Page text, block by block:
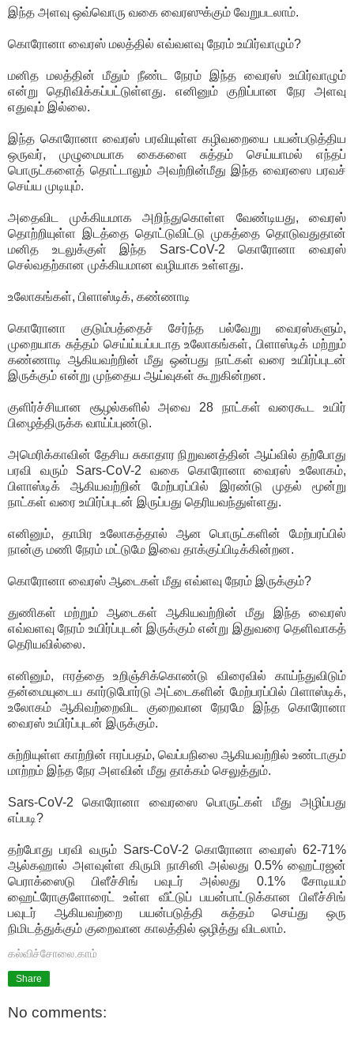
இந்த அளவு ஒவ்வொரு வகை வைரஸுக்கும் வேறுபடலாம்.
கொரோனா வைரஸ் மலத்தில் எவ்வளவு நேரம் உயிர்வாழும்?
மனித மலத்தின் மீதும் நீண்ட நேரம் இந்த வைரஸ் உயிர்வாழும்
என்று தெரிவிக்கப்பட்டுள்ளது. எனினும் குறிப்பான நேர அளவு
எதுவும் இல்லை.
இந்த கொரோனா வைரஸ் பரவியுள்ள கழிவறையை பயன்படுத்திய
ஒருவர், முழுமையாக கைகளை சுத்தம் செய்யாமல் எந்தப்
பொருட்களைத் தொட்டாலும் அவற்றின்மீது இந்த வைரஸை பரவச்
செய்ய முடியும்.
அதைவிட முக்கியமாக அறிந்துகொள்ள வேண்டியது, வைரஸ்
தொற்றியுள்ள இடத்தை தொட்டுவிட்டு முகத்தை தொடுவதுதான்
மனித உடலுக்குள் இந்த Sars-CoV-2 கொரோனா வைரஸ்
செல்வதற்கான முக்கியமான வழியாக உள்ளது.
உலோகங்கள், பிளாஸ்டிக், கண்ணாடி
கொரோனா குடும்பத்தைச் சேர்ந்த பல்வேறு வைரஸ்களும்,
முறையாக சுத்தம் செய்ய்யப்படாத உலோகங்கள், பிளாஸ்டிக் மற்றும்
கண்ணாடி ஆகியவற்றின் மீது ஒன்பது நாட்கள் வரை உயிர்ப்புடன்
இருக்கும் என்று முந்தைய ஆய்வுகள் கூறுகின்றன.
குளிர்ச்சியான சூழல்களில் அவை 28 நாட்கள் வரைகூட உயிர்
பிழைத்திருக்க வாய்ப்புண்டு.
அமெரிக்காவின் தேசிய சுகாதார நிறுவனத்தின் ஆய்வில் தற்போது
பரவி வரும் Sars-CoV-2 வகை கொரோனா வைரஸ் உலோகம்,
பிளாஸ்டிக் ஆகியவற்றின் மேற்பரப்பில் இரண்டு முதல் மூன்று
நாட்கள் வரை உயிர்ப்புடன் இருப்பது தெரியவந்துள்ளது.
எனினும், தாமிர உலோகத்தால் ஆன பொருட்களின் மேற்பரப்பில்
நான்கு மணி நேரம் மட்டுமே இவை தாக்குப்பிடிக்கின்றன.
கொரோனா வைரஸ் ஆடைகள் மீது எவ்ளவு நேரம் இருக்கும்?
துணிகள் மற்றும் ஆடைகள் ஆகியவற்றின் மீது இந்த வைரஸ்
எவ்வளவு நேரம் உயிர்ப்புடன் இருக்கும் என்று இதுவரை தெளிவாகத்
தெரியவில்லை.
எனினும், ஈரத்தை உறிஞ்சிக்கொண்டு விரைவில் காய்ந்துவிடும்
தன்மையுடைய கார்டுபோர்டு அட்டைகளின் மேற்பரப்பில் பிளாஸ்டிக்,
உலோகம் ஆகிவற்றைவிட குறைவான நேரமே இந்த கொரோனா
வைரஸ் உயிர்ப்புடன் இருக்கும்.
சுற்றியுள்ள காற்றின் ஈரப்பதம், வெப்பநிலை ஆகியவற்றில் உண்டாகும்
மாற்றம் இந்த நேர அளவின் மீது தாக்கம் செலுத்தும்.
Sars-CoV-2 கொரோனா வைரஸை பொருட்கள் மீது அழிப்பது
எப்படி?
தற்போது பரவி வரும் Sars-CoV-2 கொரோனா வைரஸ் 62-71%
ஆல்கஹால் அளவுள்ள கிருமி நாசினி அல்லது 0.5% ஹைட்ரஜன்
பெராக்ஸைடு பிளீச்சிங் பவுடர் அல்லது 0.1% சோடியம்
ஹைட்ரோகுளோரைட் உள்ள வீட்டுப் பயன்பாட்டுக்கான பிளீச்சிங்
பவுடர் ஆகியவற்றை பயன்படுத்தி சுத்தம் செய்து ஒரு
நிமிடத்துக்கும் குறைவான காலத்தில் ஒழித்து விடலாம்.
கல்விச்சோலை.காம்
Share
No comments: